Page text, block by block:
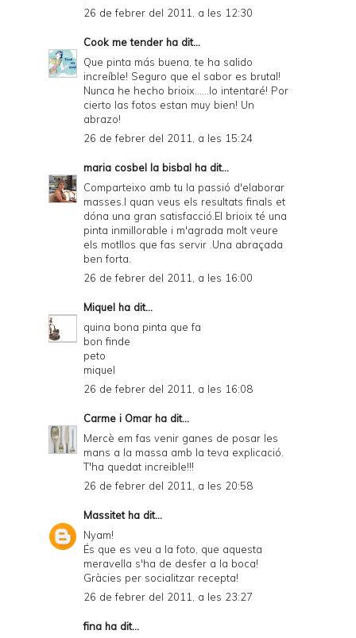
26 de febrer del 2011, a les 12:30
Cook me tender ha dit...
Que pinta más buena, te ha salido
increíble! Seguro que el sabor es brutal!
Nunca he hecho brioix......lo intentaré! Por
cierto las fotos estan muy bien! Un
abrazo!
26 de febrer del 2011, a les 15:24
maria cosbel la bisbal ha dit...
Comparteixo amb tu la passió d'elaborar
masses.I quan veus els resultats finals et
dóna una gran satisfacció.El brioix té una
pinta inmillorable i m'agrada molt veure
els motllos que fas servir .Una abraçada
ben forta.
26 de febrer del 2011, a les 16:00
Miquel ha dit...
quina bona pinta que fa
bon finde
peto
miquel
26 de febrer del 2011, a les 16:08
Carme i Omar ha dit...
Mercè em fas venir ganes de posar les
mans a la massa amb la teva explicació.
T'ha quedat increible!!!
26 de febrer del 2011, a les 20:58
Massitetha dit...
Nyam!
És que es veu a la foto, que aquesta
meravella s'ha de desfer a la boca!
Gràcies per socialitzar recepta!
26 de febrer del 2011, a les 23:27
fina ha dit...